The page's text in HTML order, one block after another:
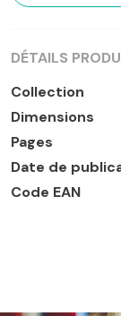
DÉTAILS
Collection
Dimensions
Pages
Date de
Code EAN